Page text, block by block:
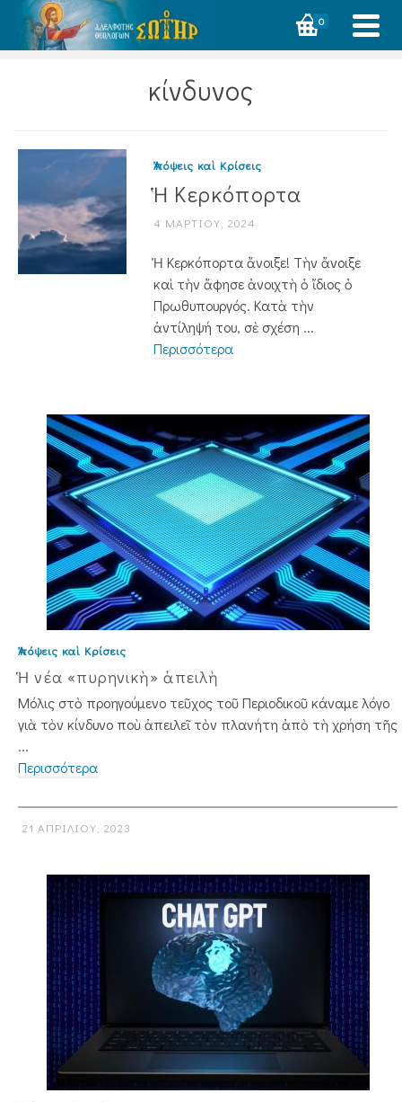
0
κίνδυνος
Ἀπόψεις καὶ Κρίσεις
Ἡ Κερκόπορτα
4 ΜΑΡΤΊΟΥ, 2024
Ἡ Κερκόπορτα ἄνοιξε! Τὴν ἄνοιξε
καὶ τὴν ἄφησε ἀνοιχτὴ ὁ ἴδιος ὁ
Πρωθυπουργός. Κατὰ τὴν
ἀντίληψή του, σὲ σχέση ...
Περισσότερα
Ἀπόψεις καὶ Κρίσεις
Ἡ νέα «πυρηνικὴ» ἀπειλὴ
Μόλις στὸ προηγούμενο τεῦχος τοῦ Περιοδικοῦ κάναμε λόγο
γιὰ τὸν κίνδυνο ποὺ ἀπειλεῖ τὸν πλανήτη ἀπὸ τὴ χρήση τῆς
...
Περισσότερα
21 ΑΠΡΙΛΊΟΥ, 2023